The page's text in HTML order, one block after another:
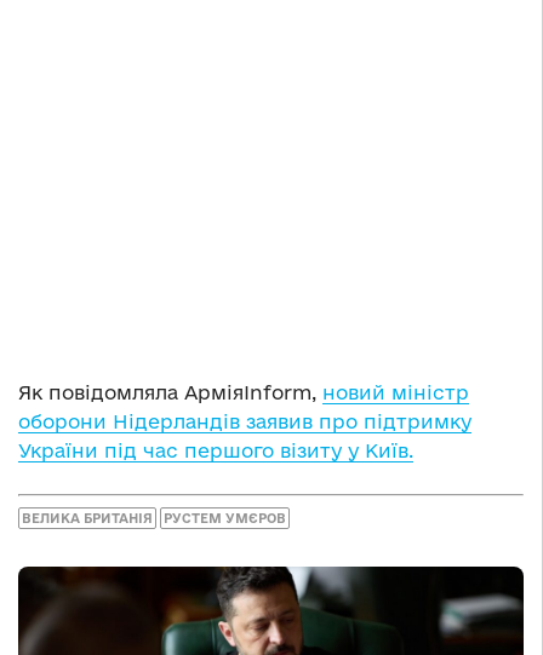
Як повідомляла АрміяInform, новий міністр
оборони Нідерландів заявив про підтримку
України під час першого візиту у Київ.
ВЕЛИКА БРИТАНІЯ РУСТЕМ УМЄРОВ